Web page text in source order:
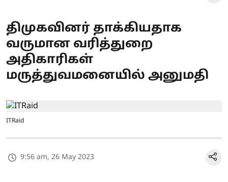
திமுகவினர் தாக்கியதாக
வருமான வரித்துறை
அதிகாரிகள்
மருத்துவமனையில் அனுமதி
ITRaid
9:56 am, 26 May 2023